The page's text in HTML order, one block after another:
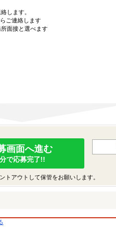
します。
ご連絡します
面接と選べます
画面へ進む
で応募完了!!
アウトして保管をお願いします。